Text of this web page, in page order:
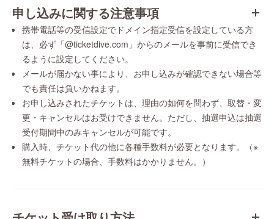
申し込みに関する注意事項
携帯電話等の受信設定でドメイン指定受信を設定している方
は、必ず「@ticketdive.com」からのメールを事前に受信でき
るように設定してください。
メールが届かない事により、お申し込みが確認できない場合等
でも責任は負いかねます。
お申し込みされたチケットは、理由の如何を問わず、取替・変
更・キャンセルはお受けできません。ただし、抽選申込は抽選
受付期間中のみキャンセルが可能です。
購入時、チケット代の他に各種手数料が必要となります。（※
無料チケットの場合、手数料はかかりません。）